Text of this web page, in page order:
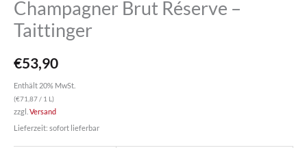
Champagner Brut Réserve –
Taittinger
€53,90
Enthält 20% MwSt.
(€71,87/ 1 L)
zzgl. Versand
Lieferzeit: sofort lieferbar